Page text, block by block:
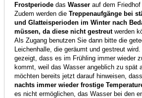
Frostperiode das Wasser auf dem Friedhof
Zudem werden die Treppenaufgänge bei
und Glatteisperioden im Winter nach
müssen, da diese nicht gestreutwerden
Als Zugang benutzen Sie dann bitte die
Leichenhalle, die geräumt und gestreut
gezeigt, dass es im Frühling immer wieder
kommt, weil das Wasser angeblich zu spät
möchten bereits jetzt darauf hinweisen, dass
nachts immer wieder frostige
es nicht ermöglichen, das Wasser bei den